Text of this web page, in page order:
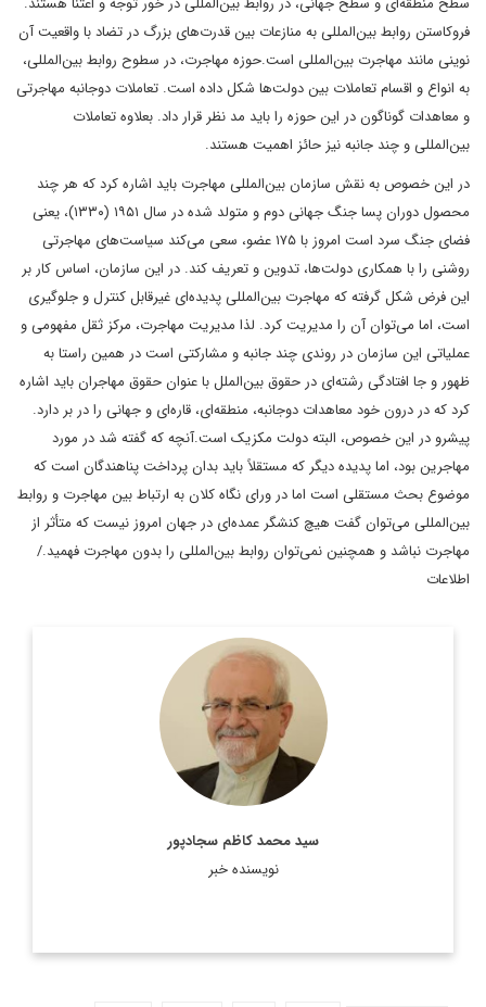
فروکاستن روابط بین‌المللی به منازعات بین قدرت‌‌های بزرگ در تضاد با واقعیت آن
نوینی مانند مهاجرت بین‌المللی است.حوزه مهاجرت، در سطوح روابط بین‌المللی،
به انواع و اقسام تعاملات بین دولت‌ها شکل داده است. تعاملات دوجانبه مهاجرتی
و معاهدات گوناگون در این حوزه را باید مد نظر قرار داد. بعلاوه تعاملات
بین‌المللی و چند جانبه نیز حائز اهمیت هستند.
در این خصوص به نقش سازمان بین‌المللی مهاجرت باید اشاره کرد که هر چند
محصول دوران پسا جنگ جهانی دوم و متولد شده در سال ۱۹۵۱ (۱۳۳۰)، یعنی
فضای جنگ سرد است امروز با ۱۷۵ عضو، سعی می‌کند سیاست‌های مهاجرتی
روشنی را با همکاری دولت‌ها، تدوین و تعریف کند. در این سازمان، اساس کار بر
این فرض شکل گرفته که مهاجرت بین‌المللی پدیده‌ای غیرقابل کنترل و جلوگیری
است، اما می‌توان آن را مدیریت کرد. لذا مدیریت مهاجرت، مرکز ثقل مفهومی و
عملیاتی این سازمان‌ در روندی چند جانبه و مشارکتی است در همین راستا به
ظهور و جا افتادگی رشته‌ای در حقوق بین‌الملل با عنوان حقوق مهاجران باید اشاره
کرد که در درون خود معاهدات دوجانبه، منطقه‌ای، قاره‌ای و جهانی را در بر دارد.
پیشرو در این خصوص، البته دولت مکزیک است.آنچه که گفته شد در مورد
مهاجرین بود، اما پدیده دیگر که مستقلاً باید بدان پرداخت پناهندگان است که
موضوع بحث مستقلی است اما در ورای نگاه کلان به ارتباط بین مهاجرت و روابط
بین‌المللی می‌توان گفت هیچ کنشگر عمده‌ای در جهان امروز نیست که متأثر از
مهاجرت نباشد و همچنین نمی‌توان روابط بین‌المللی را بدون مهاجرت فهمید./
اطلاعات
سید محمد کاظم سجادپور
نویسنده خبر
رئیس پیشین مرکز مطالعات سیاسی و بین‌المللی وزارت امور
خارجه، دیپلمات ایرانی، استاد تمام در رشته روابط بین‌الملل و عضو
هیئت علمی دانشکده روابط بین‌الملل وزارت امور خارجه است.
اطلاعات بیشتر